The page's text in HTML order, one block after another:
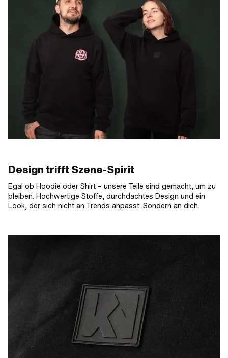
Design trifft Szene-Spirit
Egal ob Hoodie oder Shirt – unsere Teile sind gemacht, um zu
bleiben. Hochwertige Stoffe, durchdachtes Design und ein
Look, der sich nicht an Trends anpasst. Sondern an dich.